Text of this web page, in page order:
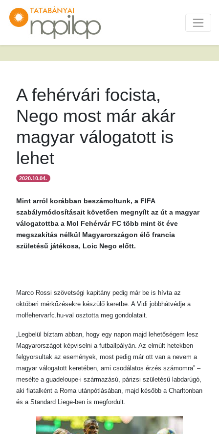
A fehérvári focista,
Nego most már akár
magyar válogatott is
lehet
2020.10.04.
Mint arról korábban beszámoltunk, a FIFA
szabálymódosításait követően megnyílt az út a magyar
válogatottba a Mol Fehérvár FC több mint öt éve
megszakítás nélkül Magyarországon élő francia
születésű játékosa, Loic Nego előtt.
Marco Rossi szövetségi kapitány pedig már be is hívta az
októberi mérkőzésekre készülő keretbe. A Vidi jobbhátvédje a
molfehervarfc.hu-val osztotta meg gondolatait.
„Legbelül bíztam abban, hogy egy napon majd lehetőségem lesz
Magyarországot képviselni a futballpályán. Az elmúlt hetekben
felgyorsultak az események, most pedig már ott van a nevem a
magyar válogatott keretében, ami csodálatos érzés számomra” –
mesélte a guadeloupe-i származású, párizsi születésű labdarúgó,
aki fiatalként a Roma utánpótlásában, majd később a Charltonban
és a Standard Liege-ben is megfordult.